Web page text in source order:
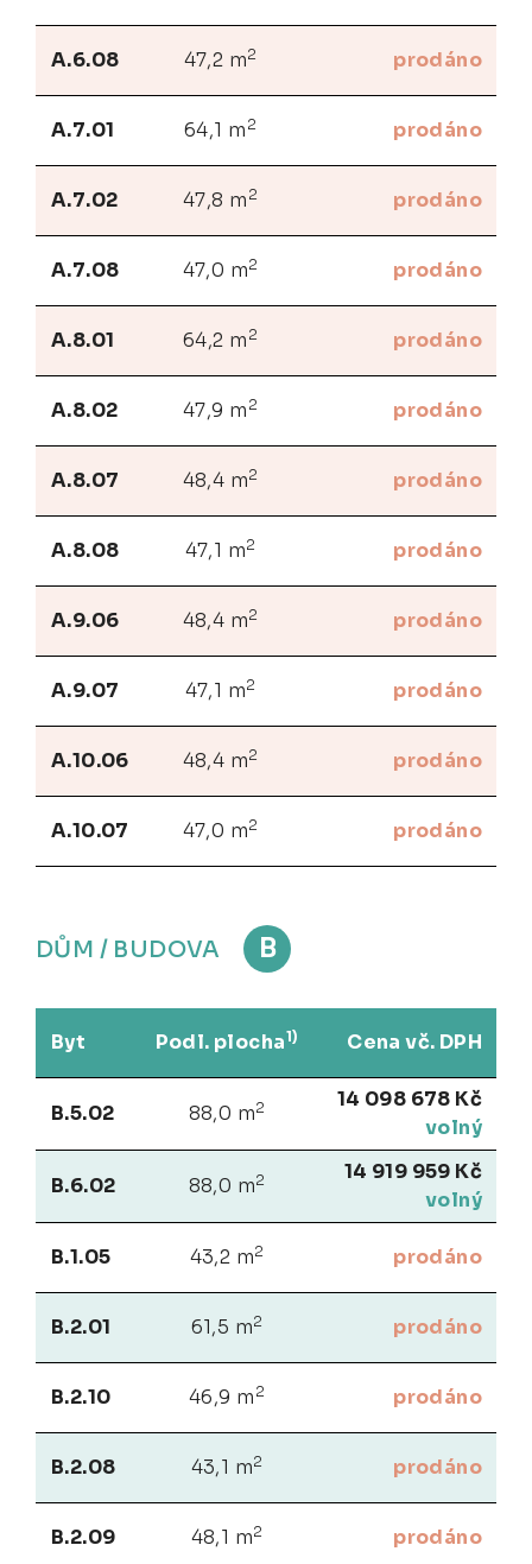
A.6.08 47,2 m2 prodáno
A.7.01 64,1 m 2 prodáno
A.7.02 47,8 m 2 prodáno
A.7.08 47,0 m2 prodáno
A.8.01 64,2 m 2 prodáno
A.8.02 47,9 m 2 prodáno
A.8.07 48,4 m2 prodáno
A.8.08 47,1 m2 prodáno
A.9.06 48,4 m2 prodáno
A.9.07 47,1 m2 prodáno
A.10.06 48,4 m2 prodáno
A.10.07 47,0 m2 prodáno
DŮM / BUDOVA B
Byt Podl. plocha1) Cena vč. DPH
B.5.02 88,0 m2
14 098 678 Kč
volný
B.6.02 88,0 m2
14 919 959 Kč
volný
B.1.05 43,2 m2 prodáno
B.2.01 61,5 m2 prodáno
B.2.10 46,9 m 2 prodáno
B.2.08 43,1 m2 prodáno
B.2.09 48,1 m2 prodáno